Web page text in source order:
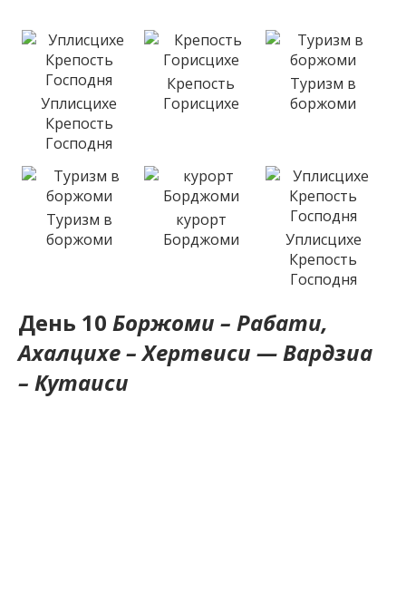
Уплисцихе
Крепость
Господня
Крепость
Горисцихе
Туризм в
боржоми
Туризм в
боржоми
курорт
Борджоми
Уплисцихе
Крепость
Господня
День 10 Боржоми – Рабати,
Ахалцихе – Хертвиси — Вардзиа
– Кутаиси